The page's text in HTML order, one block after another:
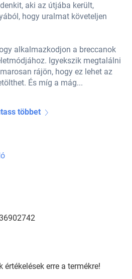
aki az útjába került,
hogy uralmat követeljen
alkalmazkodjon a breccanok
Igyekszik megtalálni
rájön, hogy ez lehet az
És míg a mág...
többet
értékelések erre a termékre!